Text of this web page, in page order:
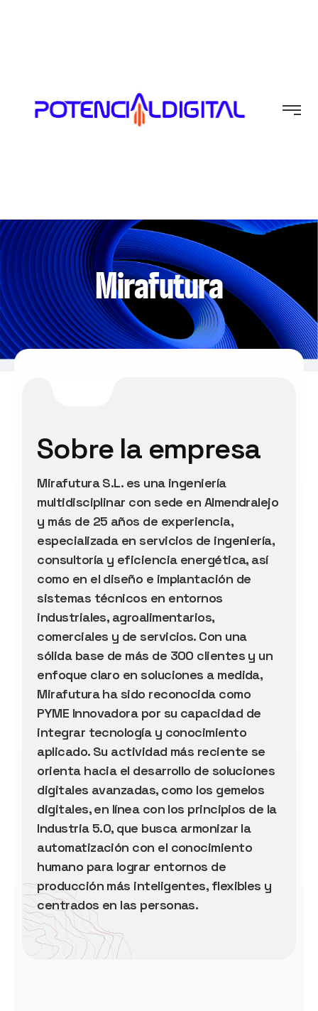
Mirafutura
Sobre la empresa
Mirafutura S.L. es una ingeniería
multidisciplinar con sede en Almendralejo
y más de 25 años de experiencia,
especializada en servicios de ingeniería,
consultoría y eficiencia energética, así
como en el diseño e implantación de
sistemas técnicos en entornos
industriales, agroalimentarios,
comerciales y de servicios. Con una
sólida base de más de 300 clientes y un
enfoque claro en soluciones a medida,
Mirafutura ha sido reconocida como
PYME Innovadora por su capacidad de
integrar tecnología y conocimiento
aplicado. Su actividad más reciente se
orienta hacia el desarrollo de soluciones
digitales avanzadas, como los gemelos
digitales, en línea con los principios de la
Industria 5.0, que busca armonizar la
automatización con el conocimiento
humano para lograr entornos de
producción más inteligentes, flexibles y
centrados en las personas.